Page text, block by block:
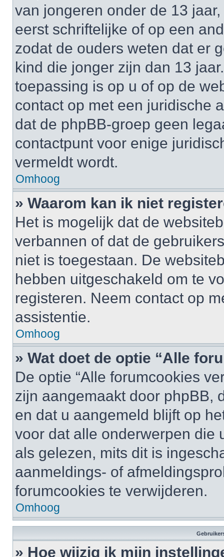
van jongeren onder de 13
eerst schriftelijke of op een
zodat de ouders weten dat er
kind die jonger zijn dan 13
toepassing is op u of op de
contact op met een juridische
dat de phpBB-groep geen
contactpunt voor enige
vermeldt wordt.
Omhoog
» Waarom kan ik niet
Het is mogelijk dat de
verbannen of dat de
niet is toegestaan. De
hebben uitgeschakeld om te
registeren. Neem contact op
assistentie.
Omhoog
» Wat doet de optie “Alle
De optie “Alle forumcookies
zijn aangemaakt door phpBB,
en dat u aangemeld blijft op
voor dat alle onderwerpen die
als gelezen, mits dit is
aanmeldings- of
forumcookies te verwijderen.
Omhoog
» Hoe wijzig ik mijn